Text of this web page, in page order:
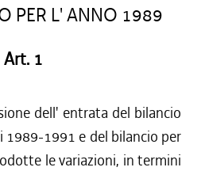
PER L' ANNO 1989
Art. 1
dell' entrata del bilancio
1989-1991 e del bilancio per
le variazioni, in termini